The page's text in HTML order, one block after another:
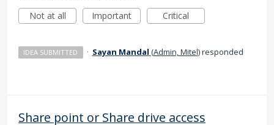
Not at all
Important Critical
IDEA SUBMITTED · Sayan Mandal (Admin, Mitel)responded
Share point or Share drive access